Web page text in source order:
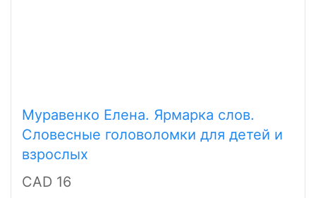
Муравенко Елена. Ярмарка слов.
Словесные головоломки для детей и
взрослых
CAD 16